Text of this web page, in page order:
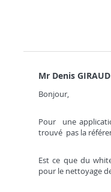
Mr Denis GIRAUD
Bonjour,
Pour une
trouvé pas la
Est ce que du
pour le nettoyage